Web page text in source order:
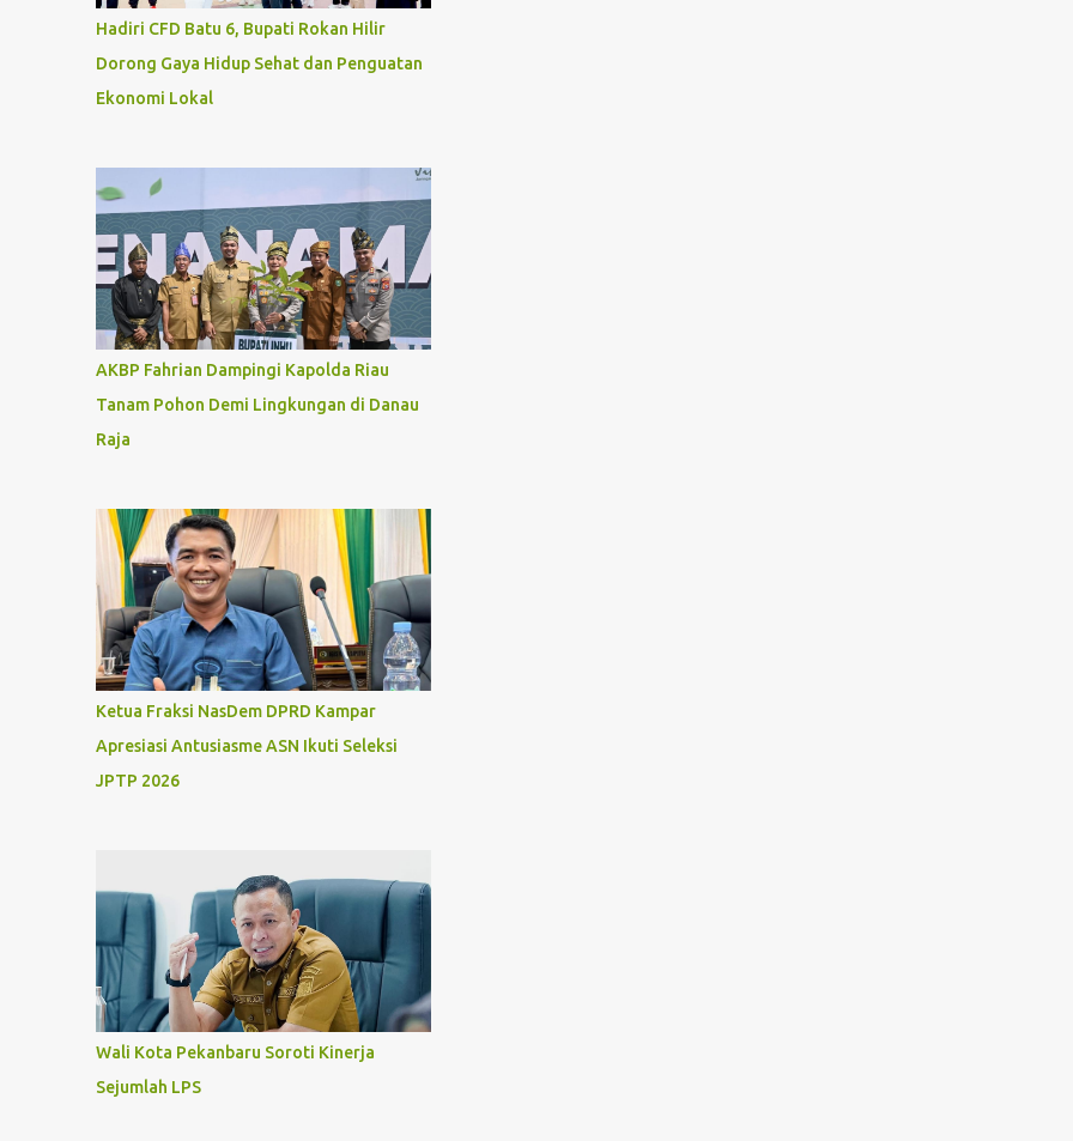
Hadiri CFD Batu 6, Bupati Rokan Hilir
Dorong Gaya Hidup Sehat dan Penguatan
Ekonomi Lokal
AKBP Fahrian Dampingi Kapolda Riau
Tanam Pohon Demi Lingkungan di Danau
Raja
Ketua Fraksi NasDem DPRD Kampar
Apresiasi Antusiasme ASN Ikuti Seleksi
JPTP 2026
Wali Kota Pekanbaru Soroti Kinerja
Sejumlah LPS